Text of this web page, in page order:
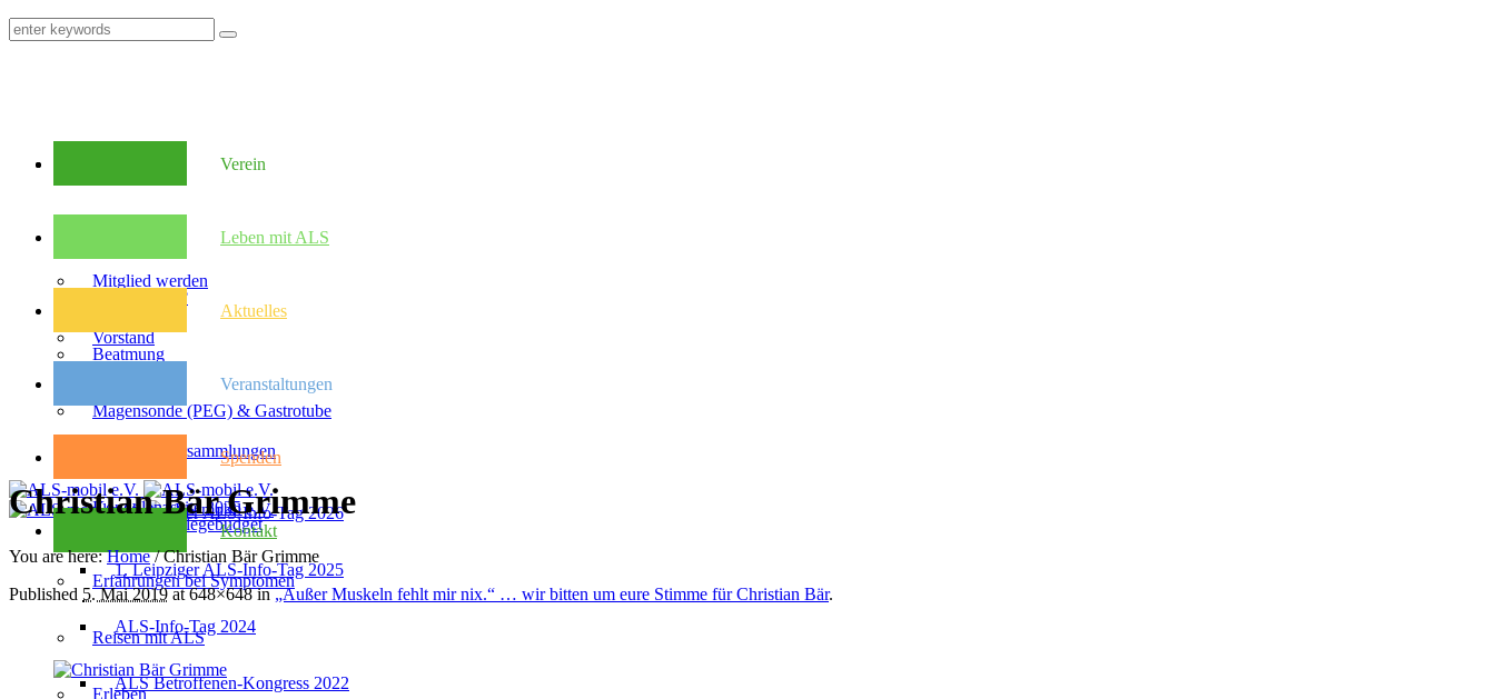
Verein
Mitglied werden
Vorstand
Mitglieder­versammlungen
Kondolenzseite 2025
Leben mit ALS
Was ist ALS?
Beatmung
Magensonde (PEG) & Gastrotube
Checkliste Pflegebudget
Erfahrungen bei Symptomen
Reisen mit ALS
Erleben
Aktuelles
Veranstaltungen
2. Leipziger ALS-Info-Tag 2026
1. Leipziger ALS-Info-Tag 2025
ALS-Info-Tag 2024
ALS Betroffenen-Kongress 2022
Spenden
Kontakt
Christian Bär Grimme
You are here:Home /Christian Bär Grimme
Published 5. Mai 2019at 648×648 in„Außer Muskeln fehlt mir nix.“ … wir bitten um eure Stimme für Christian Bär.